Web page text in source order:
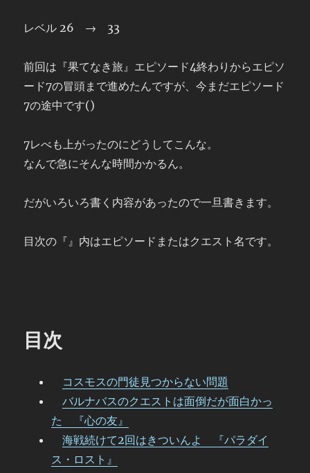
レベル 26 → 33
前回は『果てなき旅』エピソード4終わりからエピソ
ード7の冒頭まで進めたんですが、今まだエピソード
7の途中です()
7レべも上がったのにどうしてこんな。
なんで急にそんな時間かかるん。
だがいろいろ書く内容があったので一旦書きます。
目次の『』内はエピソードまたはクエスト名です。
目次
コスモスの門徒見つからない問題
バルナバスのクエストは面倒だが面白かっ
た 『心の友』
海戦続けて2回はきついんよ 『パラダイ
ス・ロスト』